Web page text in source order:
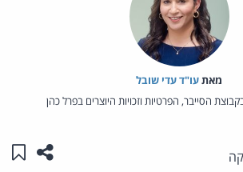
מאת‏עו"ד עדי שובל
הסייבר, הפרטיות וזכויות היוצרים בפרל כהן
שתפו